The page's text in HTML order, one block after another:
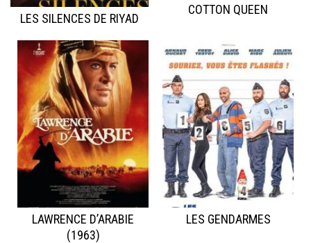
LES SILENCES DE RIYAD
COTTON QUEEN
LAWRENCE D’ARABIE
(1963)
LES GENDARMES